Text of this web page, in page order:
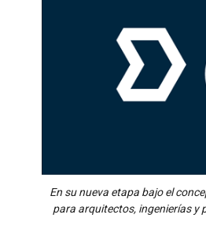
En su nueva etapa bajo el
para arquitectos, ingenierías y